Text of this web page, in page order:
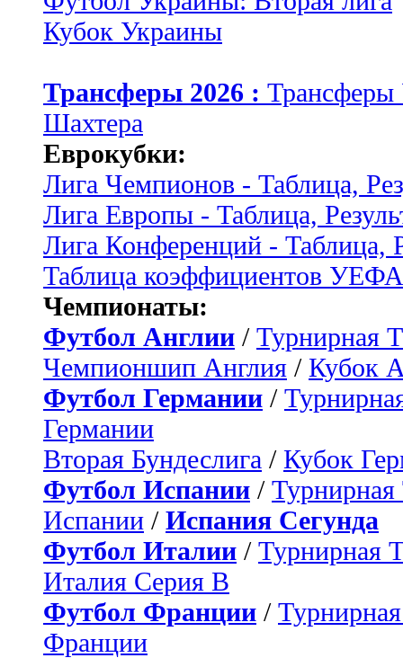
Кубок Украины
Трансферы 2026 :
Шахтера
Еврокубки:
Лига Чемпионов - Таблица,
Лига Европы - Таблица,
Лига Конференций - Таблица,
Таблица коэффициентов УЕФА
Чемпионаты:
Футбол Англии / Турнирная
Чемпионшип Англия / Кубок
Футбол Германии /
Германии
Вторая Бундеслига / Кубок
Футбол Испании / Турнирная
Испании / Испания Сегунда
Футбол Италии / Турнирная
Италия Серия B
Футбол Франции /
Франции